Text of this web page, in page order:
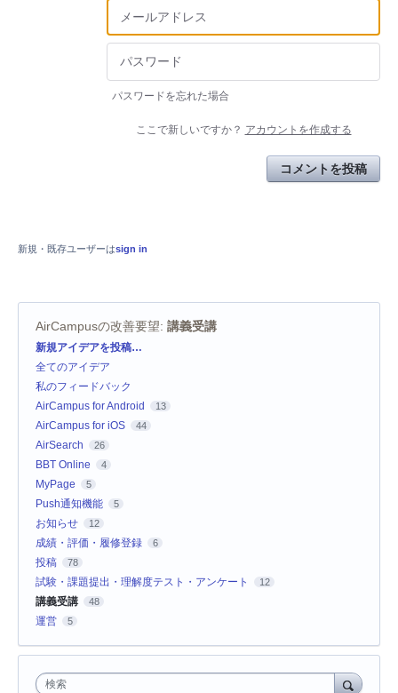
パスワードを忘れた場合
ここで新しいですか？ アカウントを作成する
コメントを投稿
新規・既存ユーザーはsign in
AirCampusの改善要望: 講義受講
カ
テ
ゴ
新規アイデアを投稿…
全てのアイデア
私のフィードバック
AirCampus for Android
13
AirCampus for iOS 44
AirSearch 26
BBT Online 4
MyPage 5
Push通知機能 5
お知らせ 12
成績・評価・履修登録 6
投稿 78
試験・課題提出・理解度テスト・アンケート 12
講義受講 48
運営 5
検索